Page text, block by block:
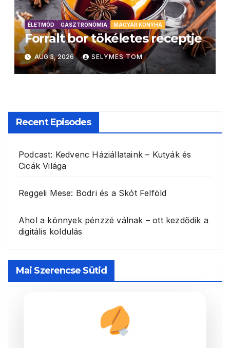
ÉLETMÓD GASZTRONÓMIA MAGYAR KONYHA
Forralt bor tökéletes receptje
AUG 3, 2026 SELYMES TOM
Recent Episodes
Podcast: Kedvenc Háziállataink – Kutyák és
Cicák Világa
Reggeli Mese: Bodri és a Skót Felföld
Ahol a könnyek pénzzé válnak – ott kezdődik a
digitális koldulás
Mai Szerencse Sütid